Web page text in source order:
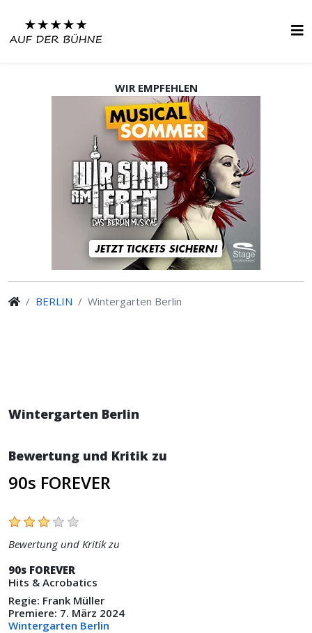
WIR EMPFEHLEN
BERLIN Wintergarten Berlin
Wintergarten Berlin
Bewertung und Kritik zu
90s FOREVER
Bewertung und Kritik zu
90s FOREVER
Hits & Acrobatics
Regie: Frank Müller
Premiere: 7. März 2024
Wintergarten Berlin